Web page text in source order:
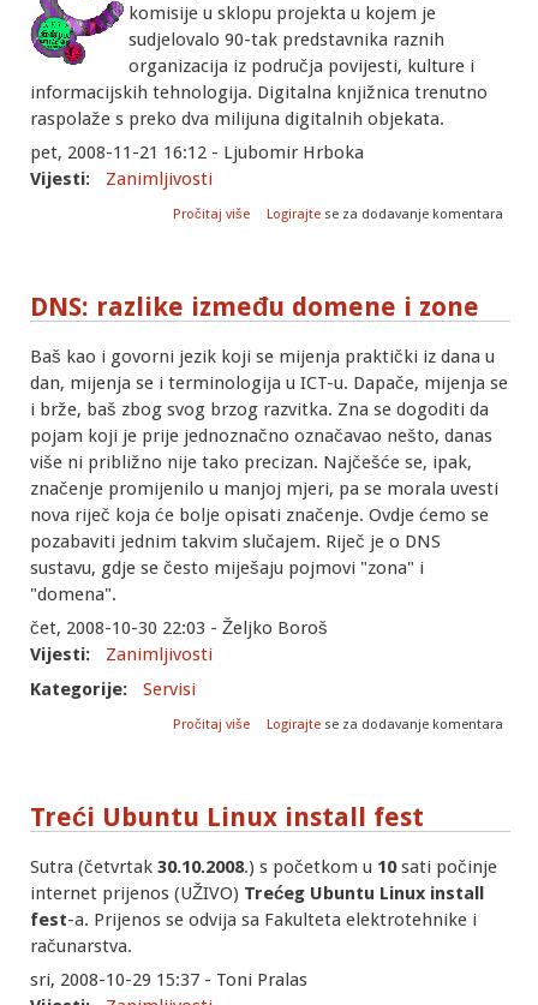
komisije u sklopu projekta u kojem je
sudjelovalo 90-tak predstavnika raznih
organizacija iz područja povijesti, kulture i
informacijskih tehnologija. Digitalna knjižnica trenutno
raspolaže s preko dva milijuna digitalnih objekata.
pet, 2008-11-21 16:12 - Ljubomir Hrboka
Vijesti:
Zanimljivosti
Pročitaj više
o Veliki interes posjetitelja srušio
Logirajte se za dodavanje komentara
DNS: razlike između domene i zone
Baš kao i govorni jezik koji se mijenja praktički iz dana u
dan, mijenja se i terminologija u ICT-u. Dapače, mijenja se
i brže, baš zbog svog brzog razvitka. Zna se dogoditi da
pojam koji je prije jednoznačno označavao nešto, danas
više ni približno nije tako precizan. Najčešće se, ipak,
značenje promijenilo u manjoj mjeri, pa se morala uvesti
nova riječ koja će bolje opisati značenje. Ovdje ćemo se
pozabaviti jednim takvim slučajem. Riječ je o DNS
sustavu, gdje se često miješaju pojmovi "zona" i
"domena".
čet, 2008-10-30 22:03 - Željko Boroš
Vijesti:
Zanimljivosti
Kategorije:
Servisi
Pročitaj više o DNS: razlike između domene i zone
Logirajte se za dodavanje komentara
Treći Ubuntu Linux install fest
Sutra (četvrtak 30.10.2008.) s početkom u 10sati počinje
internet prijenos (UŽIVO) Trećeg Ubuntu Linux install
fest-a. Prijenos se odvija sa Fakulteta elektrotehnike i
računarstva.
sri, 2008-10-29 15:37 - Toni Pralas